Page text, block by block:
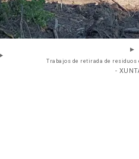
Trabajos de retirada de residuos
-